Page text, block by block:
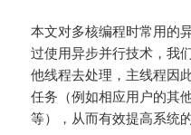
本文对多核编程时常用的
过使用异步并行技术，我
他线程去处理，主线程因
任务（例如相应用户的其
等），从而有效提高系统